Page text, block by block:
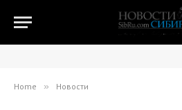
Home » Новости